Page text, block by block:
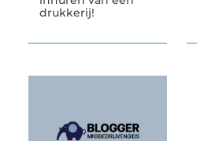
drukkerij!